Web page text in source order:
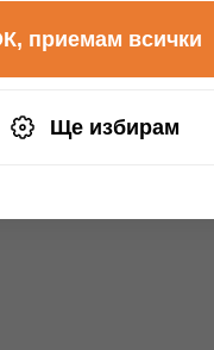
Ще избирам
приемам всички